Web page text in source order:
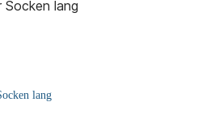
Socken lang